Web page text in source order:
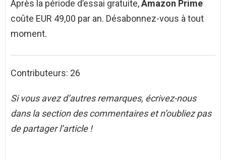
Après la période d’essai gratuite,Amazon Prime
coûte EUR 49,00 par an. Désabonnez-vous à tout
moment.
Contributeurs: 26
Si vous avez d’autres remarques, écrivez-nous
dans la section des commentaires et n’oubliez pas
de partager l’article !